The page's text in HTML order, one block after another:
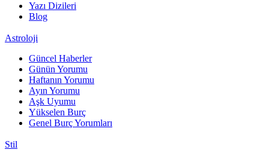
Yazı Dizileri
Blog
Astroloji
Güncel Haberler
Günün Yorumu
Haftanın Yorumu
Ayın Yorumu
Aşk Uyumu
Yükselen Burç
Genel Burç Yorumları
Stil